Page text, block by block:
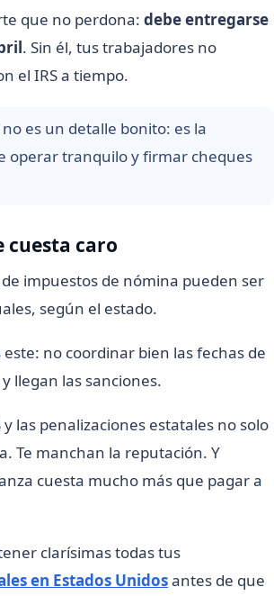
que no perdona: debe entregarse
. Sin él, tus trabajadores no
el IRS a tiempo.
es un detalle bonito: es la
operar tranquilo y firmar cheques
cuesta caro
impuestos de nómina pueden ser
según el estado.
este: no coordinar bien las fechas de
llegan las sanciones.
y las penalizaciones estatales no solo
Te manchan la reputación. Y
cuesta mucho más que pagar a
clarísimas todas tus
en Estados Unidosantes de que